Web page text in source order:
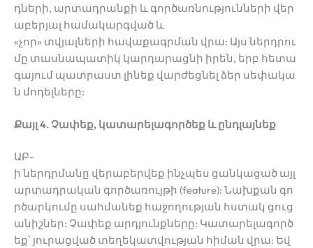
դների, արտադրանքի և գործառնությունների վեր
աբերյալ համակարգված և
«չոր» տվյալների հավաքագրման վրա: Այս ներդրու
մը տասնապատիկ կարդարացնի իրեն, երբ հետա
գայում պատրաստ լինեք վարժեցնել ձեր սեփակա
ն մոդելները:
Քայլ 4. Չափեք, կատարելագործեք և ընդլայնեք
ԱԲ-
ի ներդրմանը վերաբերվեք ինչպես ցանկացած այլ
արտադրական գործառույթի (feature): Նախքան գո
րծարկումը սահմանեք հաջողության հստակ ցուց
անիշներ: Չափեք արդյունքները: Կատարելագործ
եք՝ յուրացված տեղեկատվության հիման վրա: Եվ